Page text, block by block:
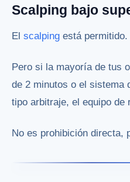
Scalping bajo
El scalping está permitido.
Pero si la mayoría de tus
de 2 minutos o el sistema
tipo arbitraje, el equipo de
No es prohibición directa,